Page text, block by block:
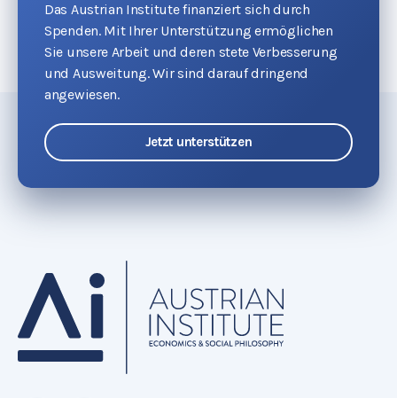
Das Austrian Institute finanziert sich durch
Spenden. Mit Ihrer Unterstützung ermöglichen
Sie unsere Arbeit und deren stete Verbesserung
und Ausweitung. Wir sind darauf dringend
angewiesen.
Jetzt unterstützen